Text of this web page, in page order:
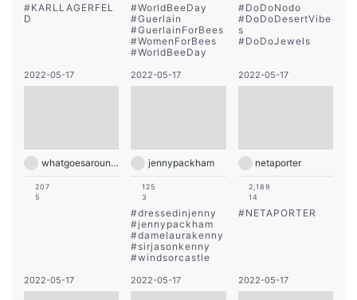
#KARLLAGERFEL
D
#WorldBeeDay
#Guerlain
#GuerlainForBees
#WomenForBees
#WorldBeeDay
#DoDoNodo
#DoDoDesertVibe
s
#DoDoJewels
2022-05-17
whatgoesaroundnyc
207
5
2022-05-17
jennypackham
125
3
#dressedinjenny
#jennypackham
#damelaurakenny
#sirjasonkenny
#windsorcastle
2022-05-17
netaporter
2,189
14
#NETAPORTER
2022-05-17 2022-05-17 2022-05-17